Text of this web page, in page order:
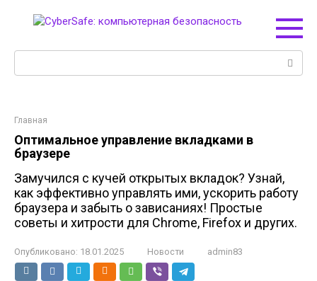
Главная
Оптимальное управление вкладками в
браузере
Замучился с кучей открытых вкладок? Узнай,
как эффективно управлять ими, ускорить работу
браузера и забыть о зависаниях! Простые
советы и хитрости для Chrome, Firefox и других.
Опубликовано: 18.01.2025 Новости admin83